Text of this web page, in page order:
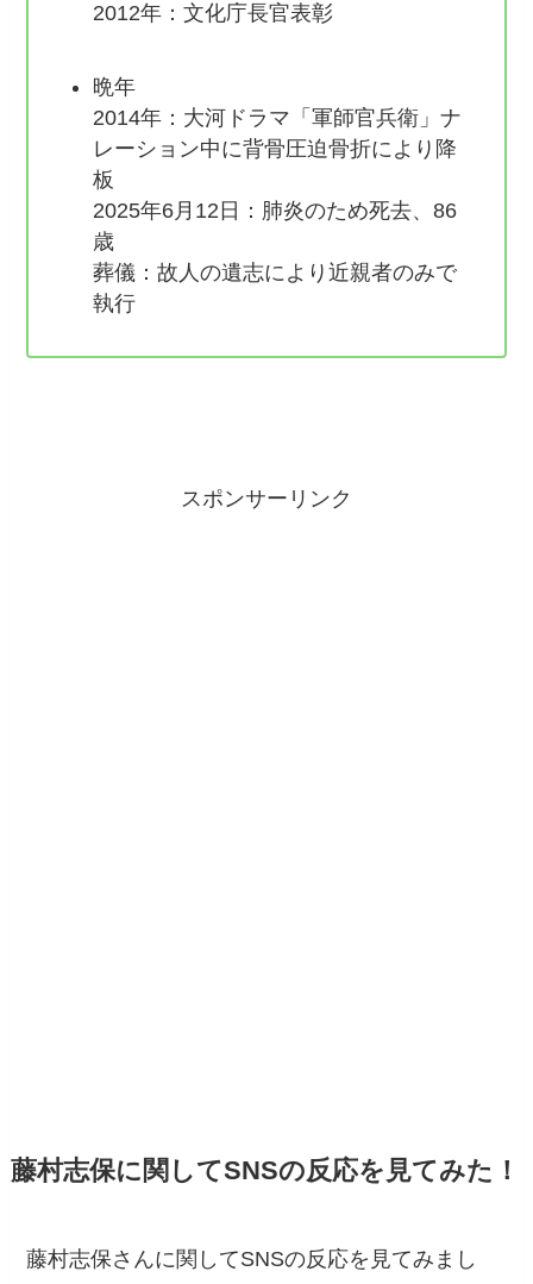
2012年：文化庁長官表彰
晩年
2014年：大河ドラマ「軍師官兵衛」ナ
レーション中に背骨圧迫骨折により降
板
2025年6月12日：肺炎のため死去、86
歳
葬儀：故人の遺志により近親者のみで
執行
スポンサーリンク
藤村志保に関してSNSの反応を見てみた！
藤村志保さんに関してSNSの反応を見てみまし